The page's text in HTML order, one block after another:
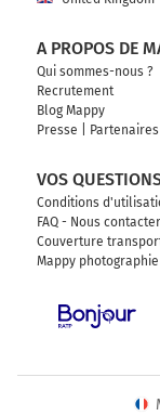
A PROPOS DE
Qui sommes-nous ?
Recrutement
Blog Mappy
Presse
Partenaires
VOS
Conditions
FAQ - Nous contacter
Couverture
Mappy